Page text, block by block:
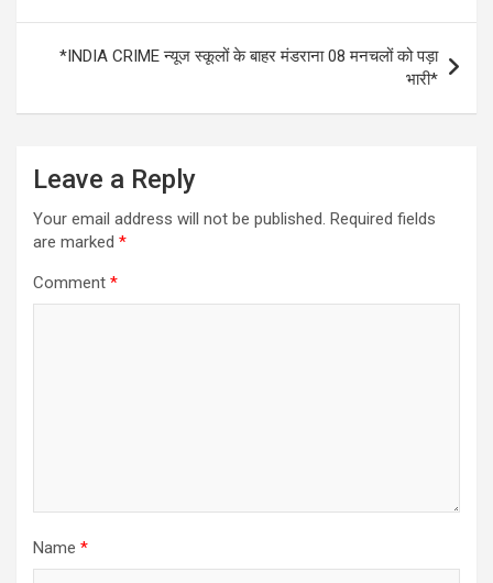
*INDIA CRIME न्यूज स्कूलों के बाहर मंडराना 08 मनचलों को पड़ा
भारी*
Leave a Reply
Your email address will not be published. Required fields
are marked *
Comment *
Name *